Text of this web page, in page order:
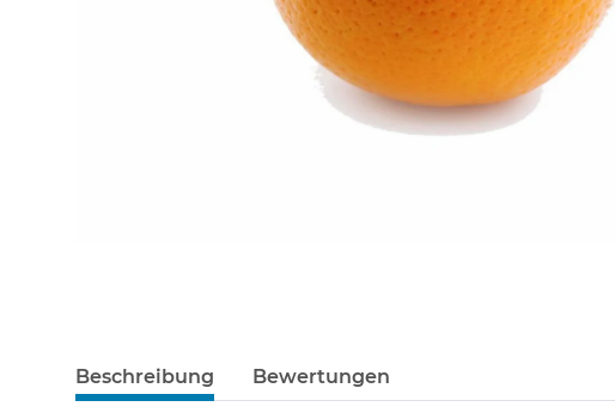
Beschreibung Bewertungen